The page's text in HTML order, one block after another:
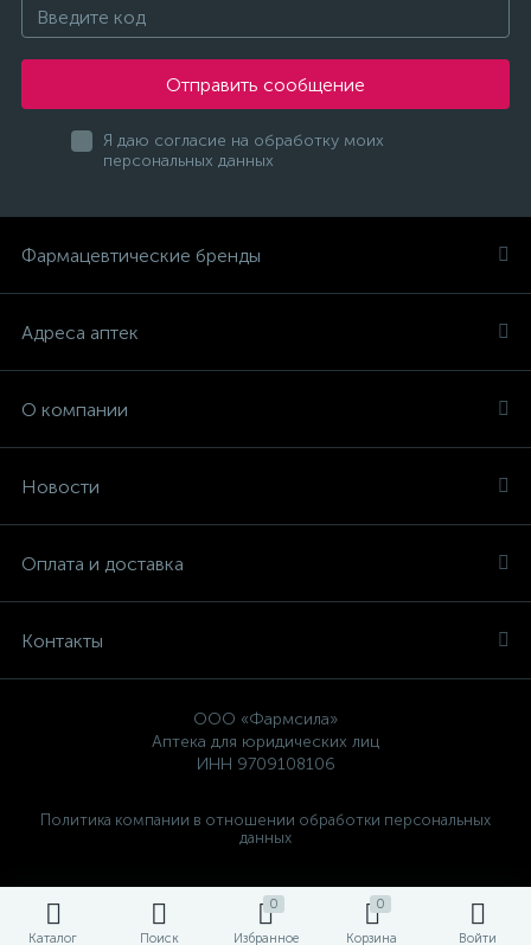
Каталог Поиск
0
Избранное
0
Корзина Войти
Отправить сообщение
Я даю согласие на обработку моих
персональных данных
Фармацевтические бренды
Адреса аптек
О компании
Новости
Оплата и доставка
Контакты
ООО «Фармсила»
Аптека для юридических лиц
ИНН 9709108106
Политика компании в отношении обработки персональных
данных